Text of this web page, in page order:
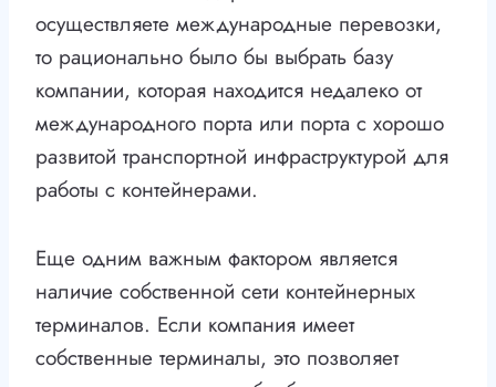
осуществляете международные перевозки,
то рационально было бы выбрать базу
компании, которая находится недалеко от
международного порта или порта с хорошо
развитой транспортной инфраструктурой для
работы с контейнерами.
Еще одним важным фактором является
наличие собственной сети контейнерных
терминалов. Если компания имеет
собственные терминалы, это позволяет